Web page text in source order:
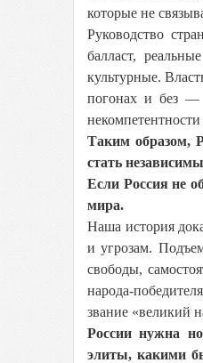
которые не
Руководство
балласт,
культурные.
погонах и без —
Таким образом,
стать
Если Россия не
мира.
Наша история
и угрозам.
свободы,
народа-
звание «великий
России нужна
элиты, какими